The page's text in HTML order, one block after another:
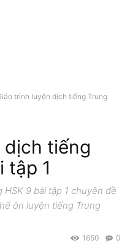
trình luyện dịch tiếng Trung
dịch tiếng
tập 1
9 bài tập 1 chuyên đề
ôn luyện tiếng Trung
0
1650